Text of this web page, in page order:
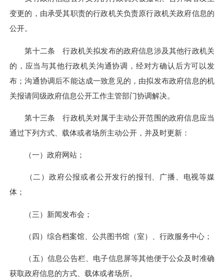
变更的，由承受其职责的行政机关负责原行政机关政府信息的
公开。
第十二条 行政机关拟发布的政府信息涉及其他行政机关
的，应当与其他行政机关沟通协调，经对方确认后方可以发
布；沟通协调后不能达成一致意见的，由拟发布政府信息的机
关报请同级政府信息公开工作主管部门协调解决。
第十三条 行政机关对属于主动公开范围的政府信息应当
通过下列方式、载体或者场所主动公开，并及时更新：
（一）政府网站；
（二）政府公报或者公开发行的报刊、广播、电视等媒
体；
（三）新闻发布会；
（四）综合档案馆、公共图书馆（室）、行政服务中心；
（五）信息公告栏、电子信息屏等其他便于公众及时准确
获取政府信息的方式、载体或者场所。